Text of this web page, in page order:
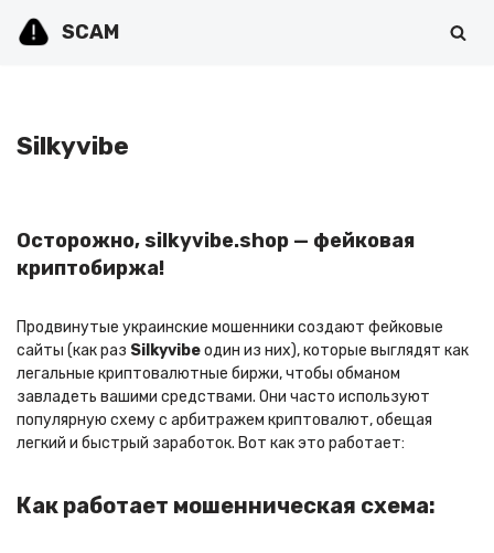
SCAM
Silkyvibe
Осторожно, silkyvibe.shop — фейковая
криптобиржа!
Продвинутые украинские мошенники создают фейковые
сайты (как раз Silkyvibeодин из них), которые выглядят как
легальные криптовалютные биржи, чтобы обманом
завладеть вашими средствами. Они часто используют
популярную схему с арбитражем криптовалют, обещая
легкий и быстрый заработок. Вот как это работает:
Как работает мошенническая схема: